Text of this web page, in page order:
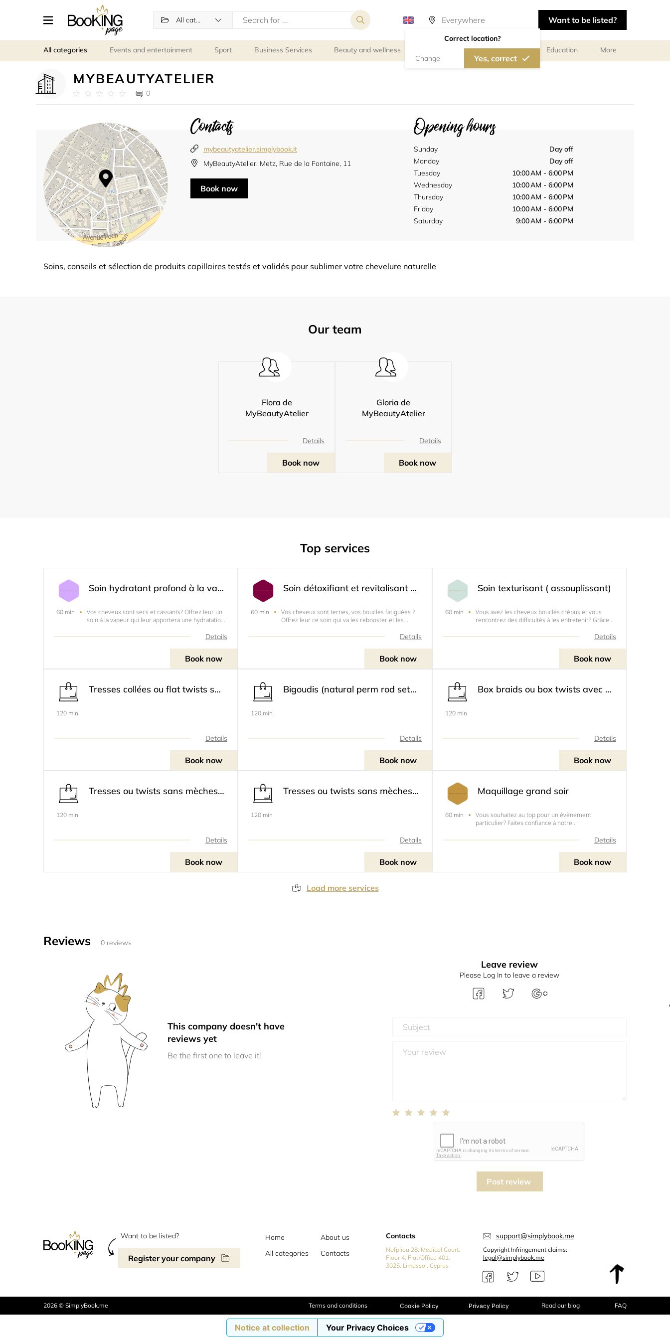
All categories
Correct location?
Change Yes, correct
Want to be listed?
All categories Events and entertainment Sport Business Services Beauty and wellness Personal meetings and services Education More
MYBEAUTYATELIER
0
Contacts
mybeautyatelier.simplybook.it
MyBeautyAtelier, Metz, Rue de la Fontaine, 11
Book now
Opening hours
Sunday
Day off
Monday
Day off
Tuesday
10:00 AM - 6:00 PM
Wednesday
10:00 AM - 6:00 PM
Thursday
10:00 AM - 6:00 PM
Friday
10:00 AM - 6:00 PM
Saturday
9:00 AM - 6:00 PM
Soins, conseils et sélection de produits capillaires testés et validés pour sublimer votre chevelure naturelle
Our team
Flora de
MyBeautyAtelier
Details
Book now
Gloria de
MyBeautyAtelier
Details
Book now
Top services
Soin hydratant profond à la vapeur (steam)
60 min
Vos cheveux sont secs et cassants? Offrez leur un
soin à la vapeur qui leur apportera une hydratation
utilisons sont à base d'ingrédients naturels, sans
Details
Book now
Soin détoxifiant et revitalisant à la vapeur (steam)
60 min
Vos cheveux sont ternes, vos boucles fatiguées ?
Offrez leur ce soin qui va les rebooster et les
à base d'ingrédients naturels, sans sulfate, sansDetails
Book now
Soin texturisant ( assouplissant)
60 min
Vous avez les cheveux bouclés crépus et vous
rencontrez des difficultés à les entretenir? Grâce
détendues pour plus de définition, votre chevelure
Details
Book now
Tresses collées ou flat twists sans mèches - Adultes - 25€
120 min
Details
Book now
Bigoudis (natural perm rod set) /mise en pli au naturel - 30€
120 min
Details
Book now
Box braids ou box twists avec mèches - 40€
120 min
Details
Book now
Tresses ou twists sans mèches - Enfants - 15€
120 min
Details
Book now
Tresses ou twists sans mèches - Adultes - 25€
120 min
Details
Book now
Maquillage grand soir
60 min
Vous souhaitez au top pour un évènement
particulier? Faites confiance à notre
sublimer tout en vous conseillant pour ce jourDetails
Book now
Load more services
Reviews 0 reviews
This company doesn't have
reviews yet
Be the first one to leave it!
Leave review
Please Log In to leave a review
Post review
Want to be listed?
Register your company
Home
About us
All categories
Contacts
Contacts
Nafpliou 28, Medical Court,
Floor 4, Flat/Office 401,
3025, Limassol, Cyprus
support@simplybook.me
Copyright Infringement claims:
legal@simplybook.me
2026 © SimplyBook.me Terms and conditions Cookie Policy Privacy Policy Read our blog FAQ
Notice at collection Your Privacy Choices